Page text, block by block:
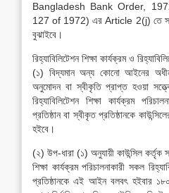
Bangladesh Bank Order,
127 of 1972) এর Article 2(j) তে
বুঝাইবে।
রিহ্যাবিলিটেশন শিক্ষা কার্যক্রম ও
(১) বিদ্যমান অন্য কোনো আইনের
অনুমোদন বা স্বীকৃতি প্রাপ্ত হওয়া
রিহ্যাবিলিটেশন শিক্ষা কার্যক্রম
প্রতিষ্ঠান বা স্বীকৃত প্রতিষ্ঠানকে
হইবে।
(২) উপ-ধারা (১) অনুযায়ী কাউন্সিল কর্তৃক
শিক্ষা কার্যক্রম পরিচালনাকারী সকল
প্রতিষ্ঠানকে এই আইন বলবৎ হইবার